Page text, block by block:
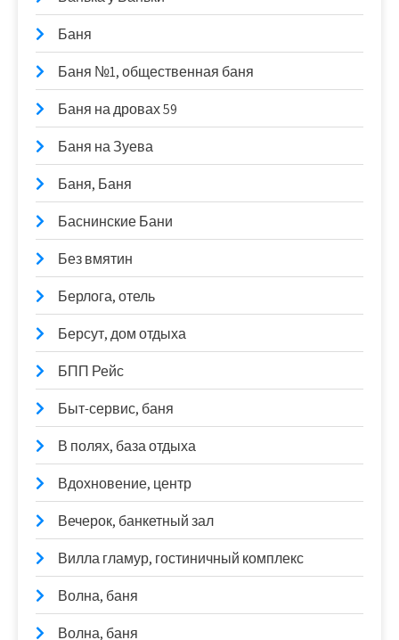
Баня
Баня №1, общественная баня
Баня на дровах 59
Баня на Зуева
Баня, Баня
Баснинские Бани
Без вмятин
Берлога, отель
Берсут, дом отдыха
БПП Рейс
Быт-сервис, баня
В полях, база отдыха
Вдохновение, центр
Вечерок, банкетный зал
Вилла гламур, гостиничный комплекс
Волна, баня
Волна, баня